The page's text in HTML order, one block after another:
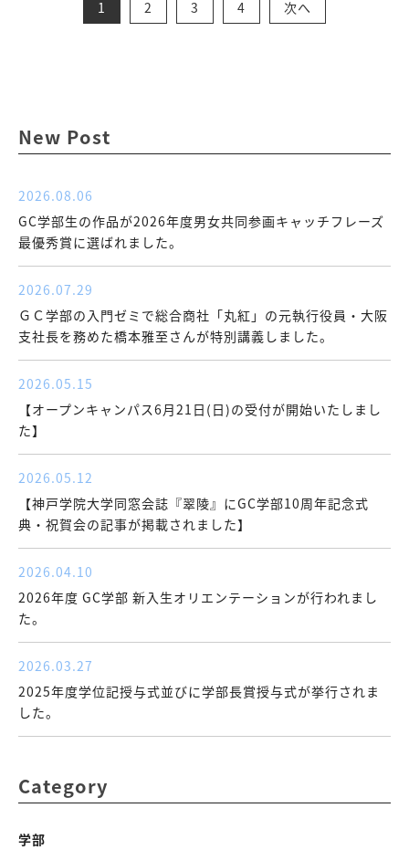
1 2 3 4 次へ
New Post
2026.08.06
GC学部生の作品が2026年度男女共同参画キャッチフレーズ
最優秀賞に選ばれました。
2026.07.29
ＧＣ学部の入門ゼミで総合商社「丸紅」の元執行役員・大阪
支社長を務めた橋本雅至さんが特別講義しました。
2026.05.15
【オープンキャンパス6月21日(日)の受付が開始いたしまし
た】
2026.05.12
【神戸学院大学同窓会誌『翠陵』にGC学部10周年記念式
典・祝賀会の記事が掲載されました】
2026.04.10
2026年度 GC学部 新入生オリエンテーションが行われまし
た。
2026.03.27
2025年度学位記授与式並びに学部長賞授与式が挙行されま
した。
Category
学部